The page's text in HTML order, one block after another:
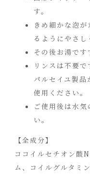
す。
きめ細かな泡
るようにやさし
その後お湯です
リンスは不要で
パルセイユ製品
使用ください。
ご使用後は水
い。
【全成分】
ココイルセチオン酸
ム、コイルグルタミ